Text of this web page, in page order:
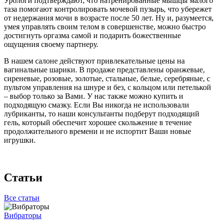
таза помогают контролировать мочевой пузырь, что убережет
от недержания мочи в возрасте после 50 лет. Ну и, разумеется,
умея управлять своим телом в совершенстве, можно быстро
достигнуть оргазма самой и подарить божественные
ощущения своему партнеру.
В нашем салоне действуют привлекательные цены на
вагинальные шарики. В продаже представлены оранжевые,
сиреневые, розовые, золотые, стальные, белые, серебряные, с
пультом управления на шнуре и без, с кольцом или петелькой
– выбор только за Вами. У нас также можно купить и
подходящую смазку. Если Вы никогда не использовали
лубриканты, то наши консультанты подберут подходящий
гель, который обеспечит хорошее скольжение в течение
продолжительного времени и не испортит Ваши новые
игрушки.
Статьи
Все статьи
Вибраторы